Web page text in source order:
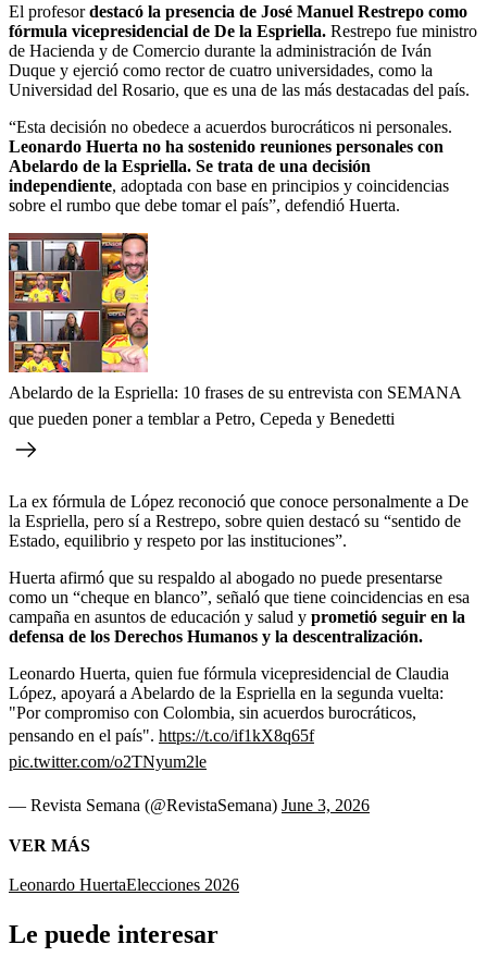
El profesordestacó la presencia de José Manuel Restrepo como
fórmula vicepresidencial de De la Espriella. Restrepo fue ministro
de Hacienda y de Comercio durante la administración de Iván
Duque y ejerció como rector de cuatro universidades, como la
Universidad del Rosario, que es una de las más destacadas del país.
“Esta decisión no obedece a acuerdos burocráticos ni personales.
Leonardo Huerta no ha sostenido reuniones personales con
Abelardo de la Espriella. Se trata de una decisión
independiente, adoptada con base en principios y coincidencias
sobre el rumbo que debe tomar el país”, defendió Huerta.
Abelardo de la Espriella: 10 frases de su entrevista con SEMANA
que pueden poner a temblar a Petro, Cepeda y Benedetti
La ex fórmula de López reconoció que conoce personalmente a De
la Espriella, pero sí a Restrepo, sobre quien destacó su “sentido de
Estado, equilibrio y respeto por las instituciones”.
Huerta afirmó que su respaldo al abogado no puede presentarse
como un “cheque en blanco”, señaló que tiene coincidencias en esa
campaña en asuntos de educación y salud y prometió seguir en la
defensa de los Derechos Humanos y la descentralización.
Leonardo Huerta, quien fue fórmula vicepresidencial de Claudia
López, apoyará a Abelardo de la Espriella en la segunda vuelta:
"Por compromiso con Colombia, sin acuerdos burocráticos,
pensando en el país". https://t.co/if1kX8q65f
pic.twitter.com/o2TNyum2le
— Revista Semana (@RevistaSemana) June 3, 2026
VER MÁS
Leonardo HuertaElecciones 2026
Le puede interesar